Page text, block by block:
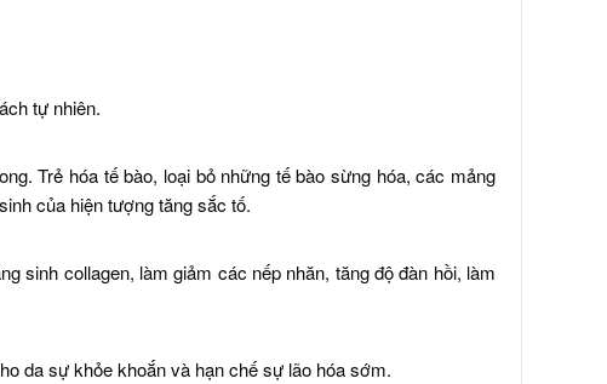
tự nhiên.
Trẻ hóa tế bào, loại bỏ những tế bào sừng hóa, các mảng
của hiện tượng tăng sắc tố.
sinh collagen, làm giảm các nếp nhăn, tăng độ đàn hồi, làm
da sự khỏe khoắn và hạn chế sự lão hóa sớm.